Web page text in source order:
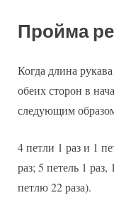
Пройма
Когда длина
обеих сторон в
следующим
4 петли 1 раз и 1
раз; 5 петель 1
петлю 22 раза).